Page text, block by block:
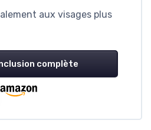
aux visages plus
complète